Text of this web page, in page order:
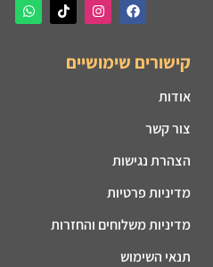
קישורים שימושיים
אודות
צור קשר
הצהרת נגישות
מדיניות פרטיות
מדיניות משלוחים והחזרות
תנאי השימוש